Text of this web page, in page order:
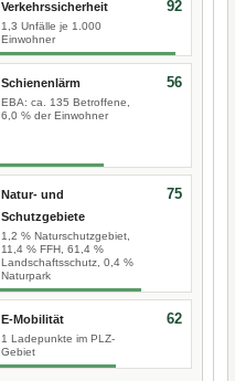
Verkehrssicherheit
1,3 Unfälle je 1.000
Einwohner
92
Schienenlärm
EBA: ca. 135 Betroffene,
6,0 % der Einwohner
56
Natur- und
Schutzgebiete
1,2 % Naturschutzgebiet,
11,4 % FFH, 61,4 %
Landschaftsschutz, 0,4 %
Naturpark
75
E-Mobilität
1 Ladepunkte im PLZ-
Gebiet
62